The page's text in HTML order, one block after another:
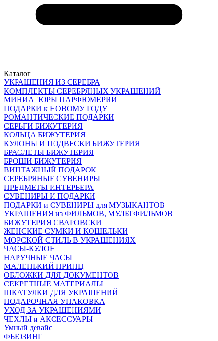
Каталог
УКРАШЕНИЯ ИЗ СЕРЕБРА
КОМПЛЕКТЫ СЕРЕБРЯНЫХ УКРАШЕНИЙ
МИНИАТЮРЫ ПАРФЮМЕРИИ
ПОДАРКИ к НОВОМУ ГОДУ
РОМАНТИЧЕСКИЕ ПОДАРКИ
СЕРЬГИ БИЖУТЕРИЯ
КОЛЬЦА БИЖУТЕРИЯ
КУЛОНЫ И ПОДВЕСКИ БИЖУТЕРИЯ
БРАСЛЕТЫ БИЖУТЕРИЯ
БРОШИ БИЖУТЕРИЯ
ВИНТАЖНЫЙ ПОДАРОК
СЕРЕБРЯНЫЕ СУВЕНИРЫ
ПРЕДМЕТЫ ИНТЕРЬЕРА
СУВЕНИРЫ И ПОДАРКИ
ПОДАРКИ и СУВЕНИРЫ для МУЗЫКАНТОВ
УКРАШЕНИЯ из ФИЛЬМОВ, МУЛЬТФИЛЬМОВ
БИЖУТЕРИЯ СВАРОВСКИ
ЖЕНСКИЕ СУМКИ И КОШЕЛЬКИ
МОРСКОЙ СТИЛЬ В УКРАШЕНИЯХ
ЧАСЫ-КУЛОН
НАРУЧНЫЕ ЧАСЫ
МАЛЕНЬКИЙ ПРИНЦ
ОБЛОЖКИ ДЛЯ ДОКУМЕНТОВ
СЕКРЕТНЫЕ МАТЕРИАЛЫ
ШКАТУЛКИ ДЛЯ УКРАШЕНИЙ
ПОДАРОЧНАЯ УПАКОВКА
УХОД ЗА УКРАШЕНИЯМИ
ЧEХЛЫ и АКСЕССУАРЫ
Умный девайс
ФЬЮЗИНГ